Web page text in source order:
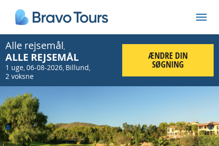
Alle rejsemål,
ALLE REJSEMÅL
1 uge,06-08-2026, Billund,
2 voksne
ÆNDRE DIN
SØGNING
Prev